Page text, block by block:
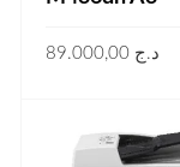
د.ج 89.000,00